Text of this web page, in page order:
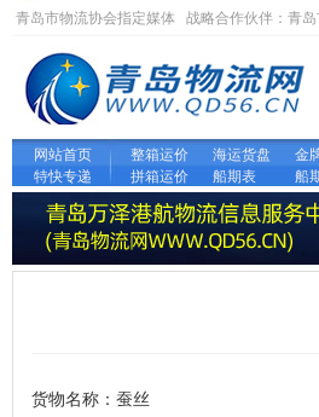
青岛市物流协会指定媒体 战略合作伙伴： 青
网站首页 整箱运价 海运货盘 金
特快专递
拼箱运价 船期表 船
货物名称：蚕丝